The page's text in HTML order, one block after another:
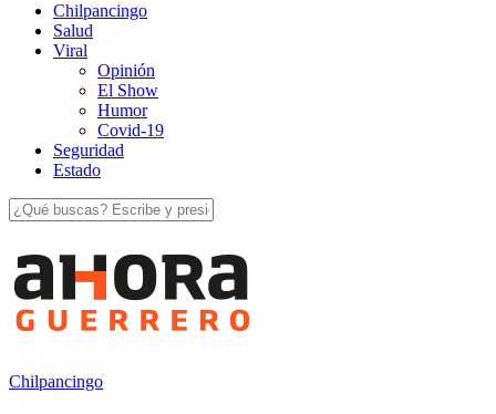
Chilpancingo
Salud
Viral
Opinión
El Show
Humor
Covid-19
Seguridad
Estado
Chilpancingo